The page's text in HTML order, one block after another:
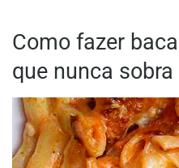
Como fazer
que nunca sobra